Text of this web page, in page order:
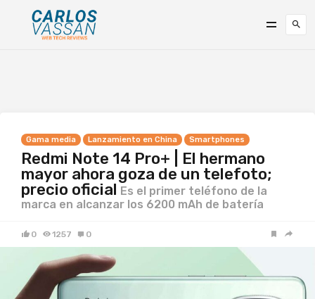
Gama media Lanzamiento en China Smartphones
Redmi Note 14 Pro+ | El hermano
mayor ahora goza de un telefoto;
precio oficial Es el primer teléfono de la
marca en alcanzar los 6200 mAh de batería
0 1257 0